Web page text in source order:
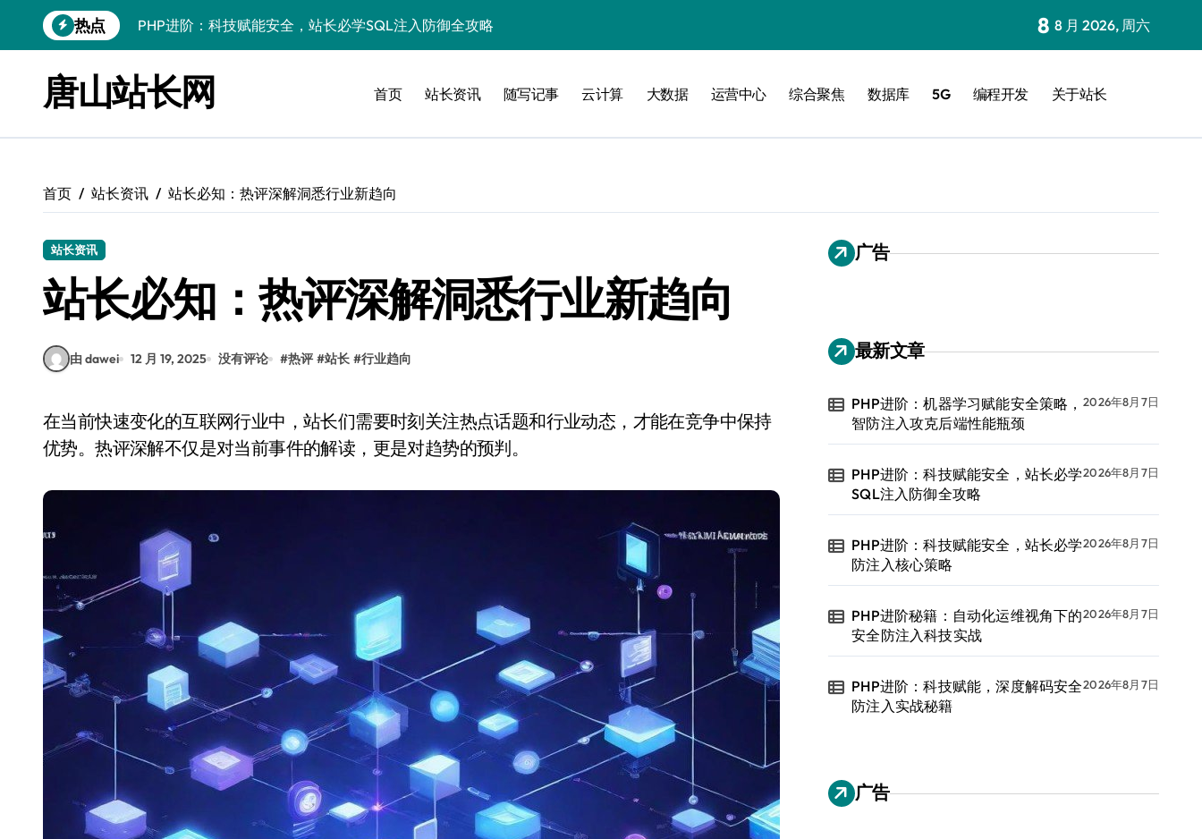
到
热点
PHP进阶：科技赋能安全，站长必学防注入核心策略
PHP进阶：科技赋能，深度解码安全防注入实战秘籍
云安全护航传媒数据新趋势
VR跨界融合新趋势：站长资源全攻略
云计算弹性架构：智能资源调配揭秘
PHP进阶：机器学习赋能安全策略，智防注入攻克后端性能瓶颈
8 8 月 2026, 周六
唐山站长网 首页 站长资讯 随写记事 云计算 大数据 运营中心 综合聚焦 数据库 5G 编程开发 关于站长
首页 站长资讯 站长必知：热评深解洞悉行业新趋向
站长资讯
站长必知：热评深解洞悉行业新趋向
由 dawei 12 月 19, 2025 没有评论 #热评 #站长 #行业趋向
在当前快速变化的互联网行业中，站长们需要时刻关注热点话题和行业动态，才能在竞争中保持
优势。热评深解不仅是对当前事件的解读，更是对趋势的预判。
广告
最新文章
PHP进阶：机器学习赋能安全策略，
智防注入攻克后端性能瓶颈
2026年8月7日
PHP进阶：科技赋能安全，站长必学
SQL注入防御全攻略
2026年8月7日
PHP进阶：科技赋能安全，站长必学
防注入核心策略
2026年8月7日
PHP进阶秘籍：自动化运维视角下的
安全防注入科技实战
2026年8月7日
PHP进阶：科技赋能，深度解码安全
防注入实战秘籍
2026年8月7日
广告